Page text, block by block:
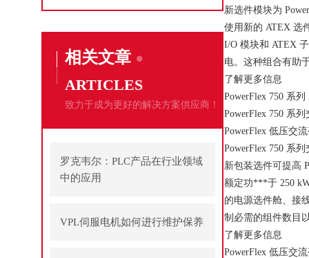
相关文章
ARTICLES
致力于成为更好的解决方案供应商！
罗克韦尔：PLC产品在行业领域
中的应用
VPL伺服电机如何进行维护保养
新选件模块为
使用新的 ATEX 选
I/O 模块和 ATEX
电。这种组合有助
了解更多信息
PowerFlex 750 系
PowerFlex 750 系
PowerFlex 低压交
PowerFlex 750 系
新包装选件可提高
额定功***于 250
的电源选件舱、接
制必需的组件数目
了解更多信息
PowerFlex 低压交